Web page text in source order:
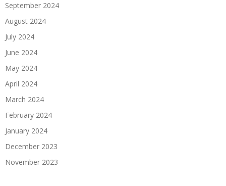
September 2024
August 2024
July 2024
June 2024
May 2024
April 2024
March 2024
February 2024
January 2024
December 2023
November 2023